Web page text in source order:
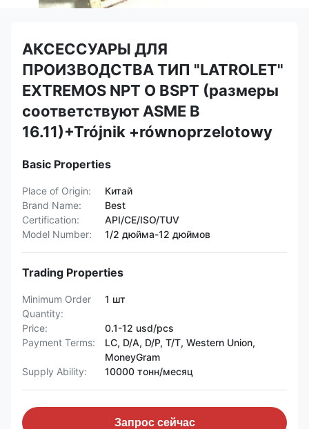
АКСЕССУАРЫ ДЛЯ
ПРОИЗВОДСТВА ТИП "LATROLET"
EXTREMOS NPT O BSPT (размеры
соответствуют ASME B
16.11)+Trójnik +równoprzelotowy
Basic Properties
Place of Origin:
Китай
Brand Name:
Best
Certification:
API/CE/ISO/TUV
Model Number:
1/2 дюйма-12 дюймов
Trading Properties
Minimum Order
Quantity:
1 шт
Price:
0.1-12 usd/pcs
Payment Terms:
LC, D/A, D/P, T/T, Western Union,
MoneyGram
Supply Ability:
10000 тонн/месяц
Запрос сейчас